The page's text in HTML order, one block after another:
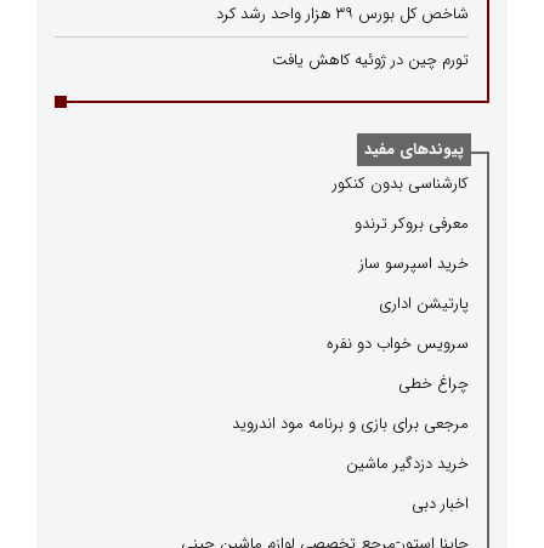
شاخص کل بورس ۳۹ هزار واحد رشد کرد
تورم چین در ژوئیه کاهش یافت
پیوندهای مفید
كارشناسی بدون كنكور
معرفی بروكر ترندو
خرید اسپرسو ساز
پارتیشن اداری
سرویس خواب دو نفره
چراغ خطی
مرجعی برای بازی و برنامه مود اندروید
خرید دزدگیر ماشین
اخبار دبی